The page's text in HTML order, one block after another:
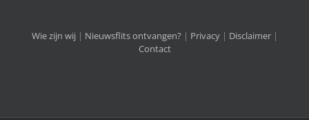
Wie zijn wij | Nieuwsflits ontvangen? | Privacy| Disclaimer|
Contact